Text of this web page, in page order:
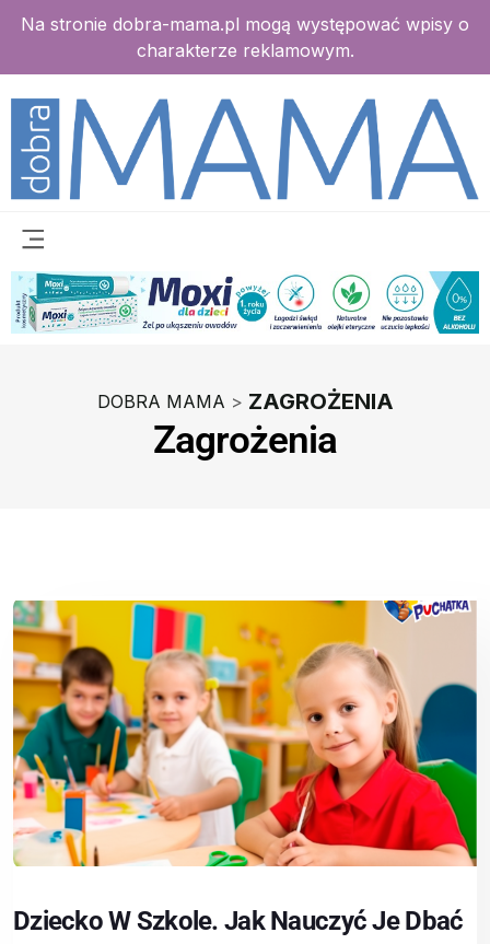
Na stronie dobra-mama.pl mogą występować wpisy o
charakterze reklamowym.
DOBRA MAMA > ZAGROŻENIA
Zagrożenia
Dziecko W Szkole. Jak Nauczyć Je Dbać